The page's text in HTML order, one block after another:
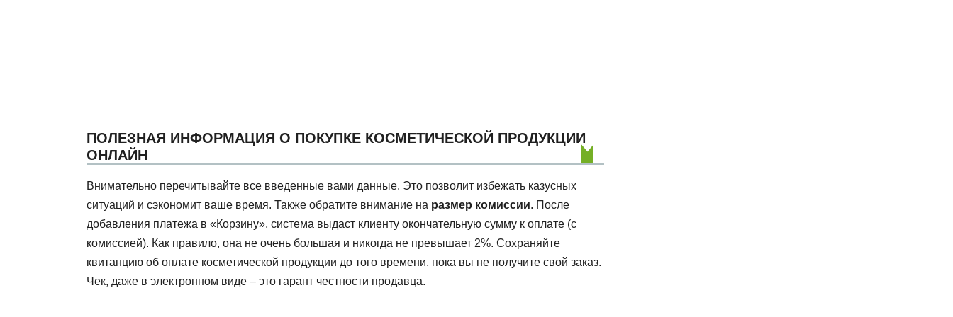
ПОЛЕЗНАЯ ИНФОРМАЦИЯ О ПОКУПКЕ КОСМЕТИЧЕСКОЙ ПРОДУКЦИИ
ОНЛАЙН
Внимательно перечитывайте все введенные вами данные. Это позволит избежать казусных
ситуаций и сэкономит ваше время. Также обратите внимание на размер комиссии. После
добавления платежа в «Корзину», система выдаст клиенту окончательную сумму к оплате (с
комиссией). Как правило, она не очень большая и никогда не превышает 2%. Сохраняйте
квитанцию об оплате косметической продукции до того времени, пока вы не получите свой заказ.
Чек, даже в электронном виде – это гарант честности продавца.